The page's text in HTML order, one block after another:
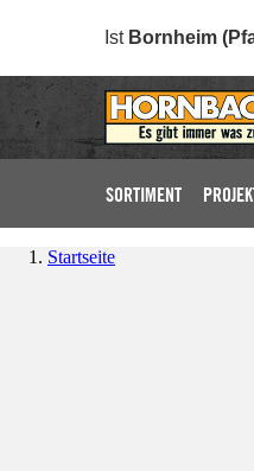
Ist Bornheim
SORTIMENT
Startseite